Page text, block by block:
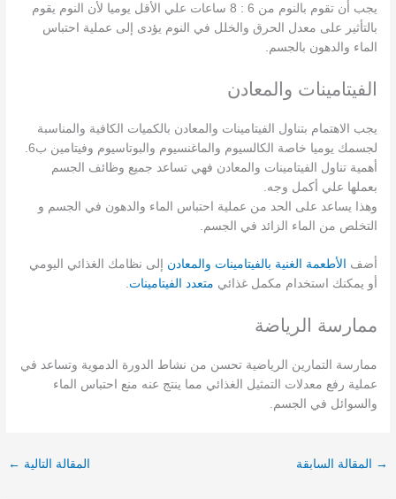
يجب أن تقوم بالنوم من 6 : 8 ساعات علي الأقل يوميا لأن النوم يقوم
بالتأثير على معدل الحرق والخلل في النوم يؤدى إلى عملية احتباس
الماء والدهون بالجسم.
الفيتامينات والمعادن
يجب الاهتمام بتناول الفيتامينات والمعادن بالكميات الكافية والمناسبة
لجسمك يوميا خاصة الكالسيوم والماغنسيوم والبوتاسيوم وفيتامين ب6.
أهمية تناول الفيتامينات والمعادن فهي تساعد جميع وظائف الجسم
بعملها علي أكمل وجه.
وهذا يساعد على الحد من عملية احتباس الماء والدهون في الجسم و
التخلص من الماء الزائد في الجسم.
أضف الأطعمة الغنية بالفيتامينات والمعادن إلى نظامك الغذائي اليومي
أو يمكنك استخدام مكمل غذائي متعدد الفيتامينات.
ممارسة الرياضة
ممارسة التمارين الرياضية تحسن من نشاط الدورة الدموية وتساعد في
عملية رفع معدلات التمثيل الغذائي مما ينتج عنه منع احتباس الماء
والسوائل في الجسم.
→ المقالة السابقة المقالة التالية ←